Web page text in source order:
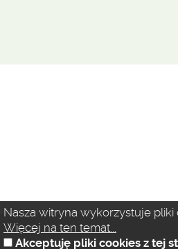
Nasza witryna wykorzystuje
Więcej na ten temat...
Akceptuję pliki cookies z tej